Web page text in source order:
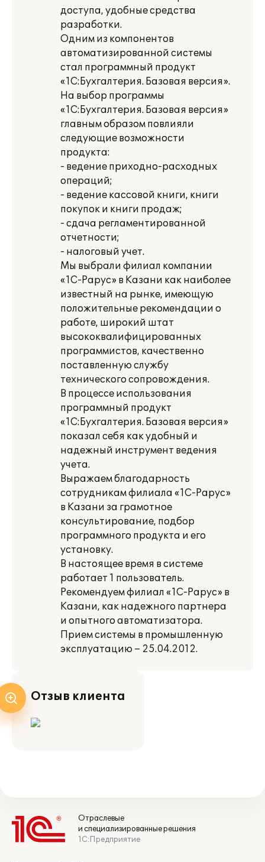
доступа, удобные средства
разработки.
Одним из компонентов
автоматизированной системы
стал программный продукт
«1С:Бухгалтерия. Базовая версия».
На выбор программы
«1С:Бухгалтерия. Базовая версия»
главным образом повлияли
следующие возможности
продукта:
- ведение приходно-расходных
операций;
- ведение кассовой книги, книги
покупок и книги продаж;
- сдача регламентированной
отчетности;
- налоговый учет.
Мы выбрали филиал компании
«1С-Рарус» в Казани как наиболее
известный на рынке, имеющую
положительные рекомендации о
работе, широкий штат
высококвалифицированных
программистов, качественно
поставленную службу
технического сопровождения.
В процессе использования
программный продукт
«1С:Бухгалтерия. Базовая версия»
показал себя как удобный и
надежный инструмент ведения
учета.
Выражаем благодарность
сотрудникам филиала «1С-Рарус»
в Казани за грамотное
консультирование, подбор
программного продукта и его
установку.
В настоящее время в системе
работает 1 пользователь.
Рекомендуем филиал «1С-Рарус» в
Казани, как надежного партнера
и опытного автоматизатора.
Прием системы в промышленную
эксплуатацию – 25.04.2012.
Отзыв клиента
Отраслевые
и специализированные решения
1С:Предприятие